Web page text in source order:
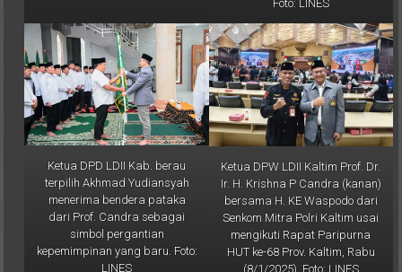
Ketua DPD LDII Kab. berau
terpilih Akhmad Yudiansyah
menerima bendera pataka
dari Prof. Candra sebagai
simbol pergantian
kepemimpinan yang baru. Foto:
LINES
Ketua DPW LDII Kaltim Prof. Dr.
Ir. H. Krishna P Candra (kanan)
bersama H. KE Waspodo dari
Senkom Mitra Polri Kaltim usai
mengikuti Rapat Paripurna
HUT ke-68 Prov. Kaltim, Rabu
(8/1/2025). Foto: LINES